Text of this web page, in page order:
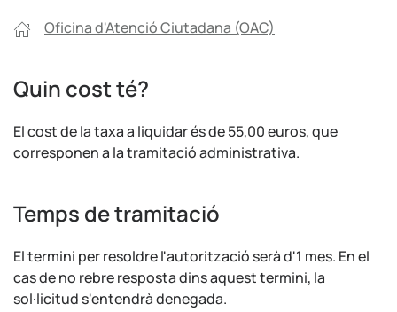
Oficina d'Atenció Ciutadana (OAC)
Quin cost té?
El cost de la taxa a liquidar és de 55,00 euros, que
corresponen a la tramitació administrativa.
Temps de tramitació
El termini per resoldre l'autorització serà d'1 mes. En el
cas de no rebre resposta dins aquest termini, la
sol·licitud s'entendrà denegada.